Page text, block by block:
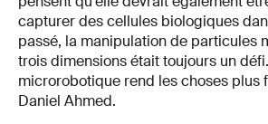
capturer des cellules biologiques
passé, la manipulation de particules
trois dimensions était toujours un
microrobotique rend les choses plus
Daniel Ahmed.